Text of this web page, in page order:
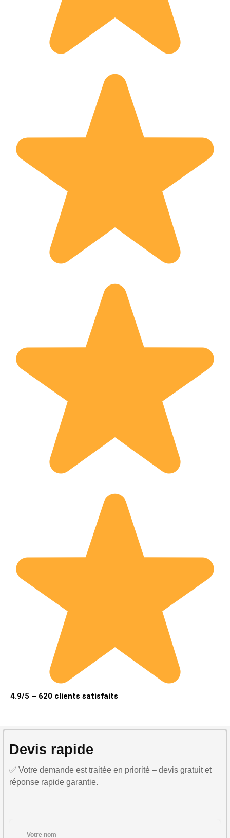
4.9/5 – 620 clients satisfaits
Devis rapide
✅ Votre demande est traitée en priorité – devis gratuit et
réponse rapide garantie.
Votre nom